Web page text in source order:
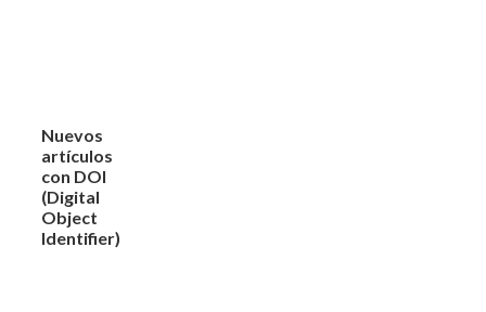
Nuevos
artículos
con DOI
(Digital
Object
Identifier)